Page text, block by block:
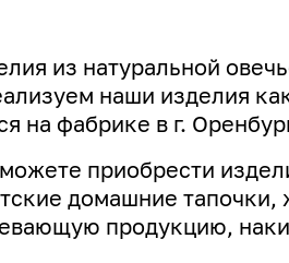
из натуральной
наши изделия
на фабрике в г.
приобрести
домашние тапочки,
продукцию,